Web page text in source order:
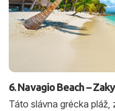
6. Navagio Beach –
Táto slávna grécka pláž,